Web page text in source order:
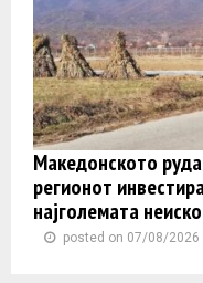
Македонското
регионот
најголемата
posted on 07/08/2026